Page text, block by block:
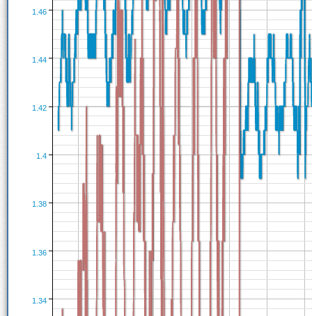
1.4
1.34
1.36
1.38
1.42
1.44
1.46